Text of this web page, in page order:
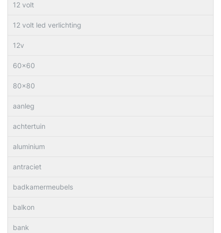
12 volt
12 volt led verlichting
12v
60×60
80×80
aanleg
achtertuin
aluminium
antraciet
badkamermeubels
balkon
bank